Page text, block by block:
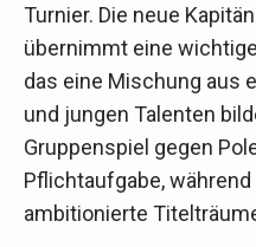
Turnier. Die neue
übernimmt eine
das eine Mischung aus
und jungen Talenten
Gruppenspiel gegen
Pflichtaufgabe,
ambitionierte